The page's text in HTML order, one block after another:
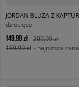
dziecięce
149,99 zł
209,99 zł
169,99 zł - najniższa cena